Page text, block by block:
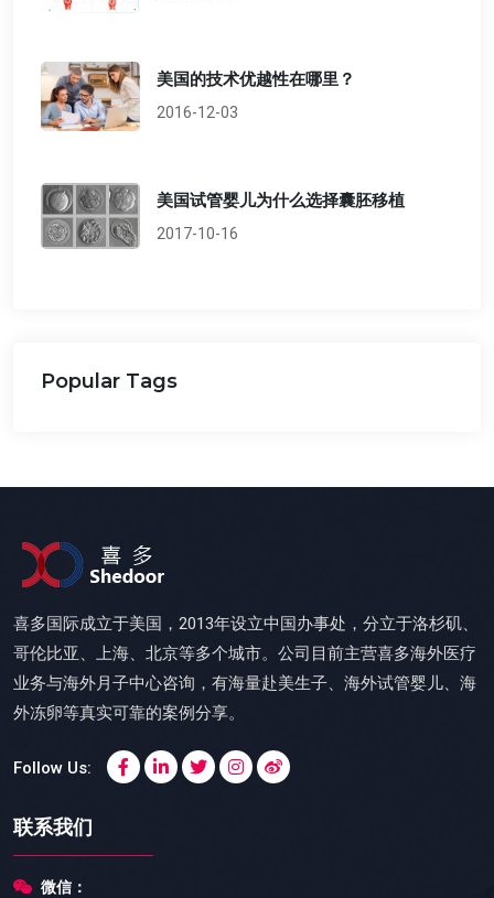
美国的技术优越性在哪里？
2016-12-03
美国试管婴儿为什么选择囊胚移植
2017-10-16
Popular Tags
喜多国际成立于美国，2013年设立中国办事处，分立于洛杉矶、
哥伦比亚、上海、北京等多个城市。公司目前主营喜多海外医疗
业务与海外月子中心咨询，有海量赴美生子、海外试管婴儿、海
外冻卵等真实可靠的案例分享。
Follow Us:
联系我们
微信：